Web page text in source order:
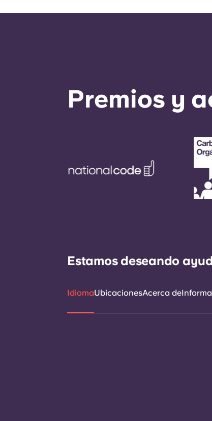
Premios y
Estamos deseando
IdiomaUbicacionesAcerca de